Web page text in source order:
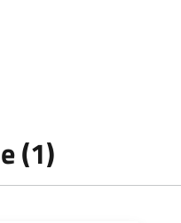
(1)